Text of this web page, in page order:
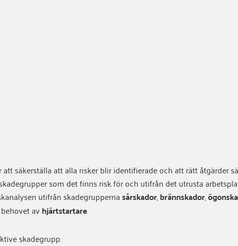
säkerställa att alla risker blir identifierade och att rätt åtgärder
som det finns risk för och utifrån det utrusta
utifrån skadegruppernasårskador,brännskador,
avhjärtstartare.
skadegrupp.